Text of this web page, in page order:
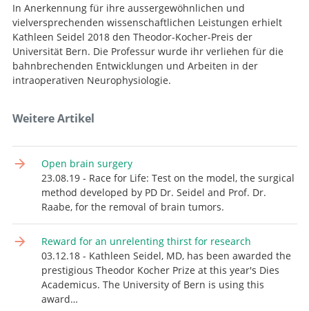
In Anerkennung für ihre aussergewöhnlichen und
vielversprechenden wissenschaftlichen Leistungen erhielt
Kathleen Seidel 2018 den Theodor-Kocher-Preis der
Universität Bern. Die Professur wurde ihr verliehen für die
bahnbrechenden Entwicklungen und Arbeiten in der
intraoperativen Neurophysiologie.
Weitere Artikel
Open brain surgery
23.08.19 - Race for Life: Test on the model, the surgical
method developed by PD Dr. Seidel and Prof. Dr.
Raabe, for the removal of brain tumors.
Reward for an unrelenting thirst for research
03.12.18 - Kathleen Seidel, MD, has been awarded the
prestigious Theodor Kocher Prize at this year's Dies
Academicus. The University of Bern is using this
award…
Suche